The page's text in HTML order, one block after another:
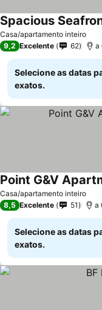
Casa/apartamento inteiro
9,2 Excelente 62 a
Selecione as datas
exatos.
Casa/apartamento inteiro
Point G&V
8,5 Excelente 51 a
Selecione as datas
exatos.